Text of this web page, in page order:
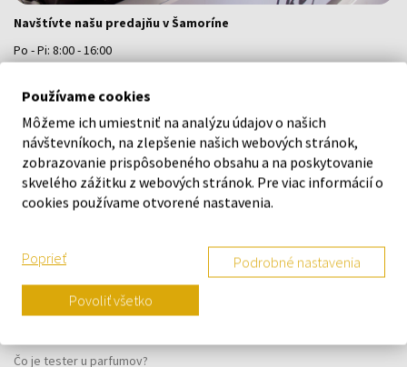
Navštívte našu predajňu v Šamoríne
Po - Pi: 8:00 - 16:00
VŠETKO O NÁKUPE
Vernostný systém
Všeobecné obchodné podmienky
Reklamačný formulár
Kedy obdržím objednaný tovar?
Čo je tester u parfumov?
Používame cookies
Môžeme ich umiestniť na analýzu údajov o našich
návštevníkoch, na zlepšenie našich webových stránok,
zobrazovanie prispôsobeného obsahu a na poskytovanie
skvelého zážitku z webových stránok. Pre viac informácií o
cookies používame otvorené nastavenia.
Poprieť Podrobné nastavenia
Povoliť všetko